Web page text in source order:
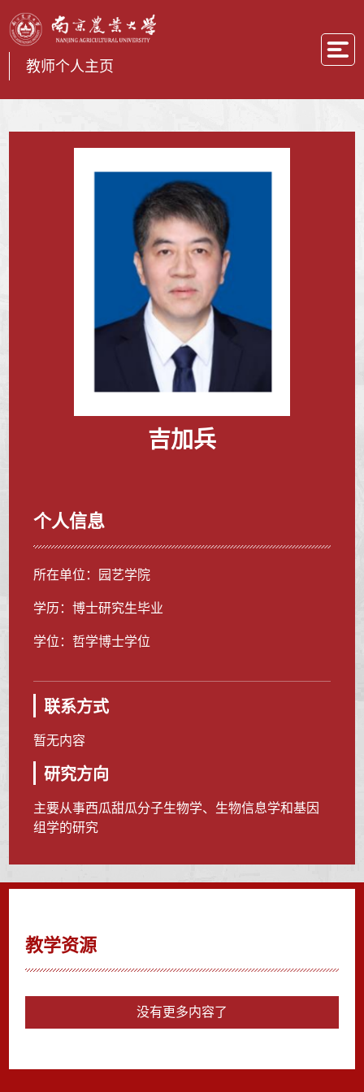
教师个人主页
吉加兵
个人信息
所在单位：园艺学院
学历：博士研究生毕业
学位：哲学博士学位
联系方式
暂无内容
研究方向
主要从事西瓜甜瓜分子生物学、生物信息学和基因
组学的研究
教学资源
没有更多内容了